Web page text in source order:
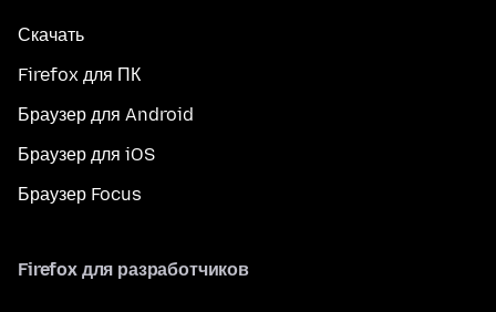
Скачать
Firefox для ПК
Браузер для Android
Браузер для iOS
Браузер Focus
Firefox для разработчиков